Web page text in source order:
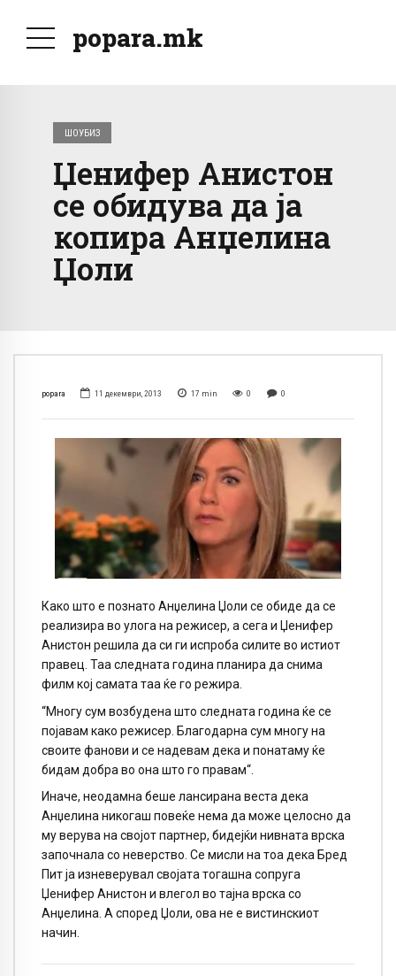
popara.mk
ШОУБИЗ
Џенифер Анистон
се обидува да ја
копира Анџелина
Џоли
popara 11 декември, 2013 17 min 0 0
Како што е познато Анџелина Џоли се обиде да се
реализира во улога на режисер, а сега и Џенифер
Анистон решила да си ги испроба силите во истиот
правец. Таа следната година планира да снима
филм кој самата таа ќе го режира.
“Многу сум возбудена што следната година ќе се
појавам како режисер. Благодарна сум многу на
своите фанови и се надевам дека и понатаму ќе
бидам добра во она што го правам“.
Иначе, неодамна беше лансирана веста дека
Анџелина никогаш повеќе нема да може целосно да
му верува на својот партнер, бидејќи нивната врска
започнала со неверство. Се мисли на тоа дека Бред
Пит ја изневерувал својата тогашна сопруга
Џенифер Анистон и влегол во тајна врска со
Анџелина. А според Џоли, ова не е вистинскиот
начин.